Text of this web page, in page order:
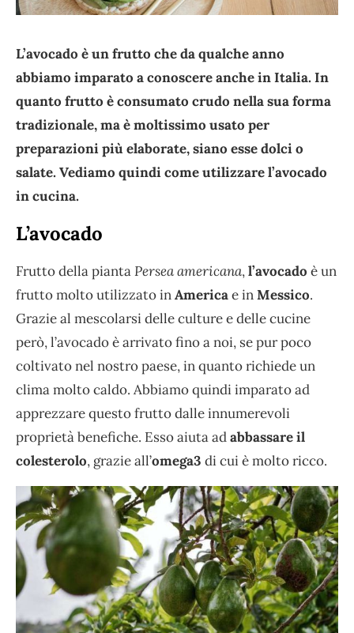
L’avocado è un frutto che da qualche anno
abbiamo imparato a conoscere anche in Italia. In
quanto frutto è consumato crudo nella sua forma
tradizionale, ma è moltissimo usato per
preparazioni più elaborate, siano esse dolci o
salate. Vediamo quindi come utilizzare l’avocado
in cucina.
L’avocado
Frutto della piantaPersea americana,l’avocado è un
frutto molto utilizzato inAmericae inMessico.
Grazie al mescolarsi delle culture e delle cucine
però, l’avocado è arrivato fino a noi, se pur poco
coltivato nel nostro paese, in quanto richiede un
clima molto caldo. Abbiamo quindi imparato ad
apprezzare questo frutto dalle innumerevoli
proprietà benefiche. Esso aiuta adabbassare il
colesterolo, grazie all’omega3 di cui è molto ricco.